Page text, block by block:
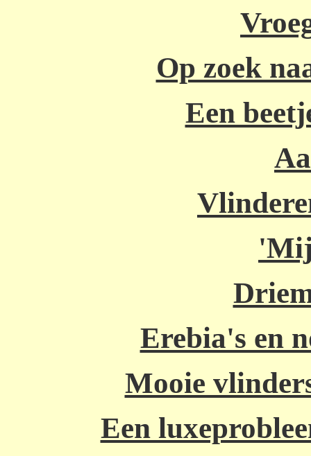
Op zoek
Een
Erebia's en
Mooie
Een